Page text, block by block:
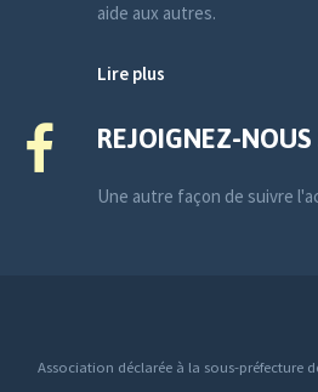
aide aux autres.
Lire plus
REJOIGNEZ-
Une autre façon de suivre
Association déclarée à la sous-préfecture